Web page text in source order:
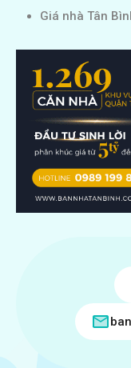
Giá nhà Tân